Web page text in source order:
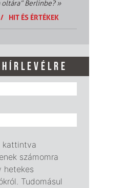
oltára” Berlinbe?»
/ HIT ÉS ÉRTÉKEK
kattintva
számomra
hetekes
Tudomásul